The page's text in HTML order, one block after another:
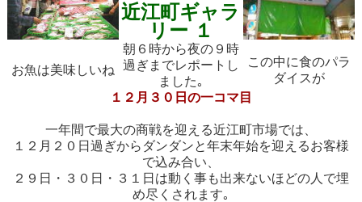
近江町ギャラ
リー １
朝６時から夜の９時
過ぎまでレポートし
ました｡
お魚は美味しいね
この中に食のパラ
ダイスが
１２月３０日の一コマ目
一年間で最大の商戦を迎える近江町市場では、
１２月２０日過ぎからダンダンと年末年始を迎えるお客様
で込み合い、
２９日・３０日・３１日は動く事も出来ないほどの人で埋
め尽くされます｡